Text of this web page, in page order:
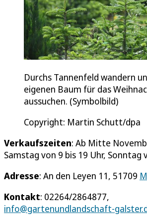
Durchs Tannenfeld wandern
eigenen Baum für das
aussuchen. (Symbolbild)
Copyright: Martin Schutt/dpa
Verkaufszeiten: Ab Mitte
Samstag von 9 bis 19 Uhr, Sonntag
Adresse: An den Leyen 11, 51709
Kontakt: 02264/2864877,
info@gartenundlandschaft-